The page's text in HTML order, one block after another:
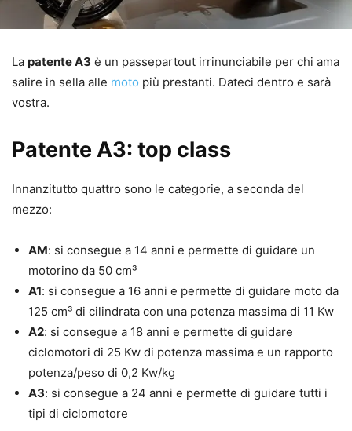
La patente A3 è un passepartout irrinunciabile per chi ama
salire in sella alle moto più prestanti. Dateci dentro e sarà
vostra.
Patente A3: top class
Innanzitutto quattro sono le categorie, a seconda del
mezzo:
AM: si consegue a 14 anni e permette di guidare un
motorino da 50 cm³
A1: si consegue a 16 anni e permette di guidare moto da
125 cm³ di cilindrata con una potenza massima di 11 Kw
A2: si consegue a 18 anni e permette di guidare
ciclomotori di 25 Kw di potenza massima e un rapporto
potenza/peso di 0,2 Kw/kg
A3: si consegue a 24 anni e permette di guidare tutti i
tipi di ciclomotore